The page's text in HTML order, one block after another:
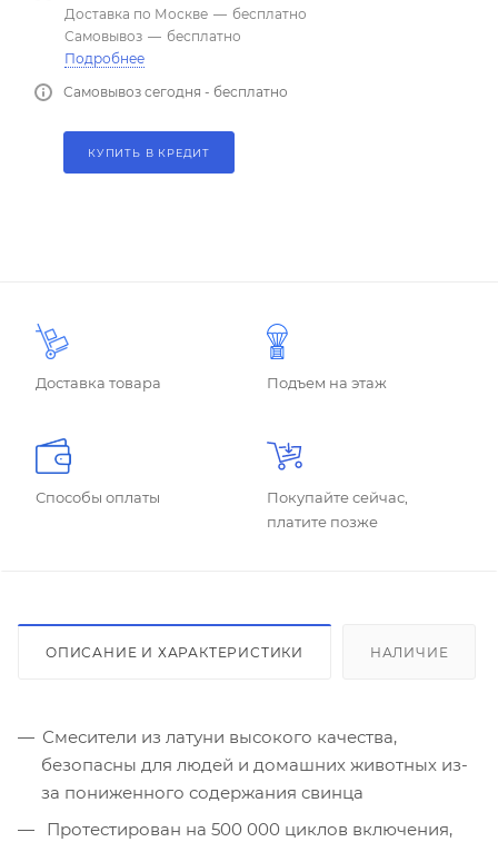
Доставка по Москве — бесплатно
Самовывоз — бесплатно
Подробнее
Самовывоз сегодня - бесплатно
КУПИТЬ В КРЕДИТ
Доставка товара Подъем на этаж
Способы оплаты
Покупайте сейчас,
платите позже
ОПИСАНИЕ И ХАРАКТЕРИСТИКИ НАЛИЧИЕ
Смесители из латуни высокого качества,
безопасны для людей и домашних животных из-
за пониженного содержания свинца
Протестирован на 500 000 циклов включения,